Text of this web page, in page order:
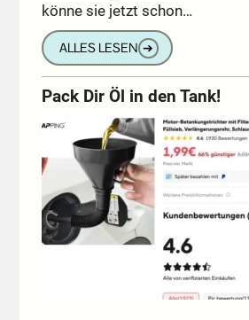
könne sie jetzt schon…
ALLES LESEN ➔
Pack Dir Öl in den Tank!